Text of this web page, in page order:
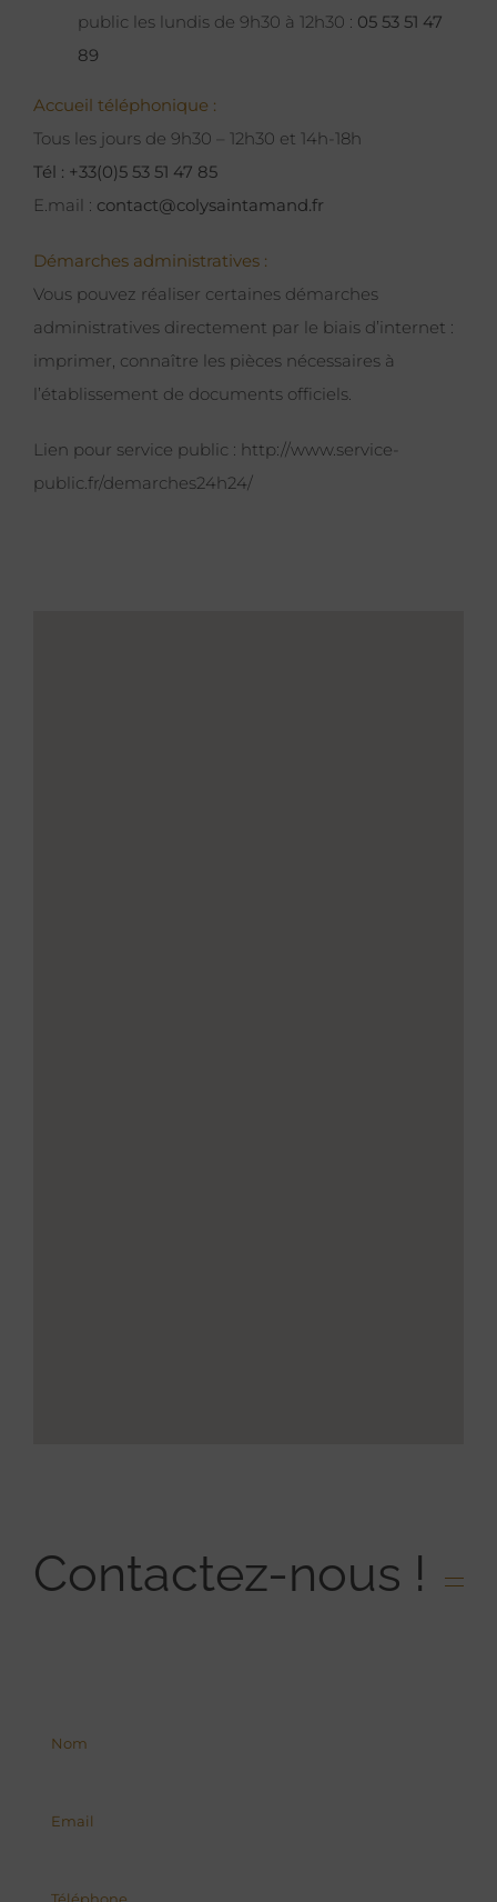
public les lundis de 9h30 à 12h30 : 05 53 51 47
89
Accueil téléphonique :
Tous les jours de 9h30 – 12h30 et 14h-18h
Tél : +33(0)5 53 51 47 85
E.mail : contact@colysaintamand.fr
Démarches administratives :
Vous pouvez réaliser certaines démarches
administratives directement par le biais d’internet :
imprimer, connaître les pièces nécessaires à
l’établissement de documents officiels.
Lien pour service public : http://www.service-
public.fr/demarches24h24/
Contactez-nous !